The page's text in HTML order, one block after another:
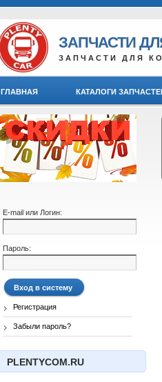
ЗАПЧАСТИ
ЗАПЧАСТИ ДЛЯ
ГЛАВНАЯ КАТАЛОГИ
E-mail или Логин:
Пароль:
Регистрация
Забыли пароль?
PLENTYCOM.RU